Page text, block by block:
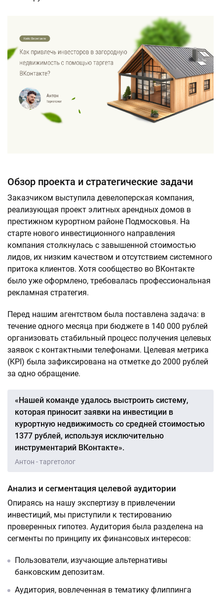
Обзор проекта и стратегические задачи
Заказчиком выступила девелоперская компания,
реализующая проект элитных арендных домов в
престижном курортном районе Подмосковья. На
старте нового инвестиционного направления
компания столкнулась с завышенной стоимостью
лидов, их низким качеством и отсутствием системного
притока клиентов. Хотя сообщество во ВКонтакте
было уже оформлено, требовалась профессиональная
рекламная стратегия.
Перед нашим агентством была поставлена задача: в
течение одного месяца при бюджете в 140 000 рублей
организовать стабильный процесс получения целевых
заявок с контактными телефонами. Целевая метрика
(KPI) была зафиксирована на отметке до 2000 рублей
за одно обращение.
«Нашей команде удалось выстроить систему,
которая приносит заявки на инвестиции в
курортную недвижимость со средней стоимостью
1377 рублей, используя исключительно
инструментарий ВКонтакте».
Антон - таргетолог
Анализ и сегментация целевой аудитории
Опираясь на нашу экспертизу в привлечении
инвестиций, мы приступили к тестированию
проверенных гипотез. Аудитория была разделена на
сегменты по принципу их финансовых интересов:
Пользователи, изучающие альтернативы
банковским депозитам.
Аудитория, вовлеченная в тематику флиппинга